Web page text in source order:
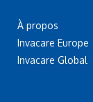
À propos
Invacare Europe
Invacare Global